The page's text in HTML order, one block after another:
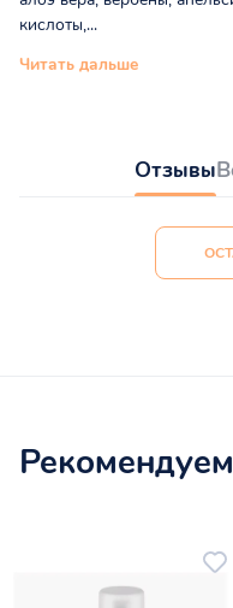
кислоты,...
Читать дальше
Отзывы